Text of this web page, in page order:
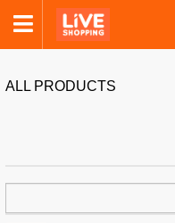
ALL PRODUCTS